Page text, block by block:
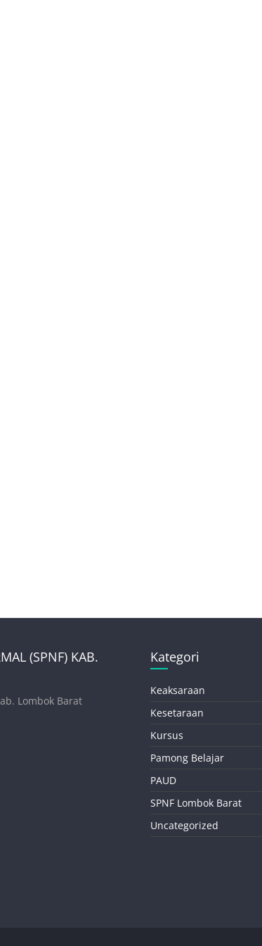
(SPNF) KAB.
Lombok Barat
Kategori
Keaksaraan
Kesetaraan
Kursus
Pamong Belajar
PAUD
SPNF Lombok Barat
Uncategorized